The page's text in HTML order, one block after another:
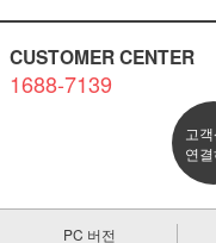
CUSTOMER CENTER
1688-7139
고
연
PC 버전